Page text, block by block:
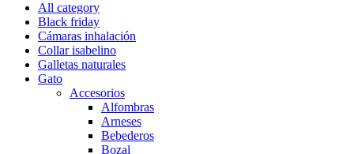
All category
Black friday
Cámaras inhalación
Collar isabelino
Galletas naturales
Gato
Accesorios
Alfombras
Arneses
Bebederos
Bozal